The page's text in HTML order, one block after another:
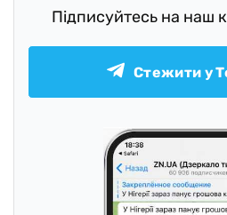
Підписуйтесь на наш
Стежити у